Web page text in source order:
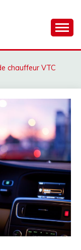
chauffeur VTC